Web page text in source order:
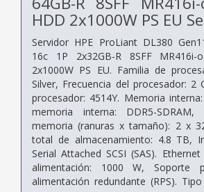
HDD 2x1000W PS EU
Servidor HPE ProLiant DL380
16c 1P 2x32GB-R 8SFF MR416i-
2x1000W PS EU. Familia de
Silver, Frecuencia del procesador: 2
procesador: 4514Y. Memoria
memoria interna: DDR5-SDRAM,
memoria (ranuras x tamaño): 2 x
total de almacenamiento: 4.8 TB,
Serial Attached SCSI (SAS).
alimentación: 1000 W, Soporte
alimentación redundante (RPS).